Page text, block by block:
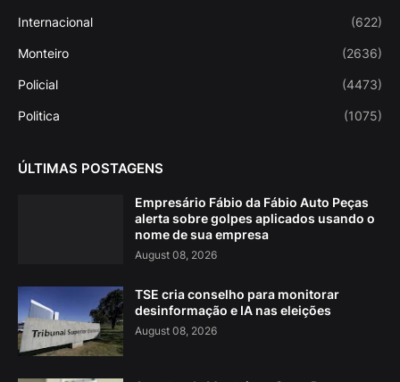
Internacional (622)
Monteiro (2636)
Policial (4473)
Politica (1075)
ÚLTIMAS POSTAGENS
Empresário Fábio da Fábio Auto Peças
alerta sobre golpes aplicados usando o
nome de sua empresa
August 08, 2026
TSE cria conselho para monitorar
desinformação e IA nas eleições
August 08, 2026